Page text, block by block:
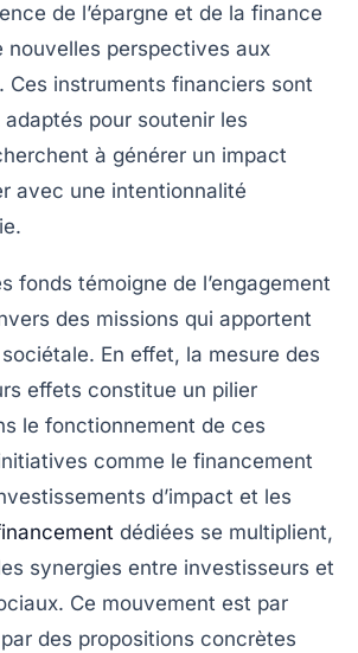
de l’épargne et de la finance
nouvelles perspectives aux
Ces instruments financiers sont
pour soutenir les
à générer un impact
avec une intentionnalité
fonds témoigne de l’engagement
des missions qui apportent
En effet, la mesure des
effets constitue un pilier
le fonctionnement de ces
comme le financement
d’impact et les
dédiées se multiplient,
synergies entre investisseurs et
Ce mouvement est par
des propositions concrètes